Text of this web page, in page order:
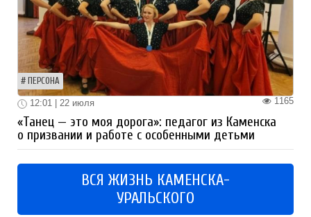
ПЕРСОНА
1165
12:01 | 22 июля
«Танец — это моя дорога»: педагог из Каменска
о призвании и работе с особенными детьми
ВСЯ ЖИЗНЬ КАМЕНСКА-
УРАЛЬСКОГО